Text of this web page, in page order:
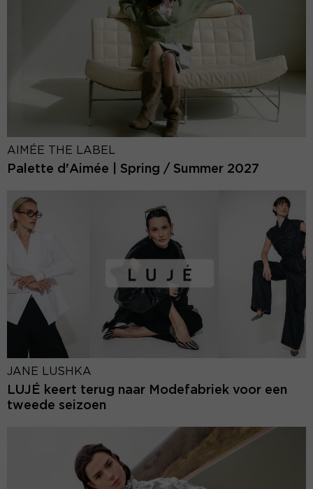
AIMÉE THE LABEL
Palette d'Aimée | Spring / Summer 2027
JANE LUSHKA
LUJÉ keert terug naar Modefabriek voor een
tweede seizoen